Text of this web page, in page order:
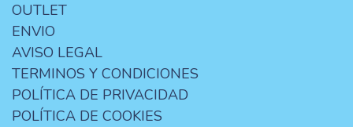
OUTLET
ENVIO
AVISO LEGAL
TERMINOS Y CONDICIONES
POLÍTICA DE PRIVACIDAD
POLÍTICA DE COOKIES